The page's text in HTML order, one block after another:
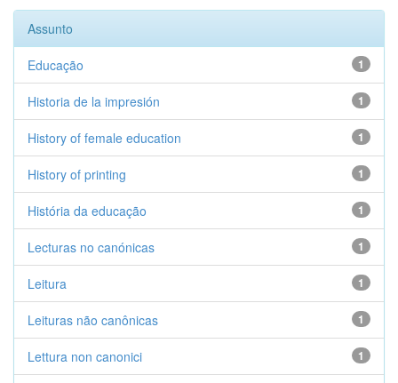
Assunto
1
Educação
1
Historia de la impresión
1
History of female education
1
History of printing
1
História da educação
1
Lecturas no canónicas
1
Leitura
1
Leituras não canônicas
1
Lettura non canonici